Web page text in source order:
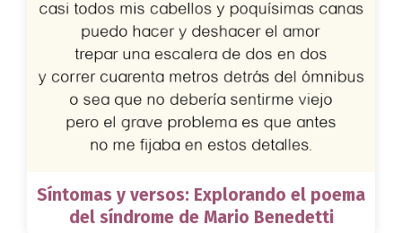
Síntomas y versos: Explorando el poema
del síndrome de Mario Benedetti